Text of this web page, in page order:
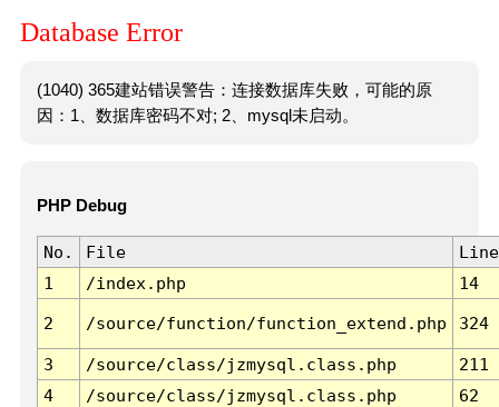
Database Error
(1040) 365建站错误警告：连接数据库失败，可能的原
因：1、数据库密码不对; 2、mysql未启动。
PHP Debug
No. File
Line
1
/index.php 14
2 /source/function/function_extend.php 324
3 /source/class/jzmysql.class.php
211
4
/source/class/jzmysql.class.php
62